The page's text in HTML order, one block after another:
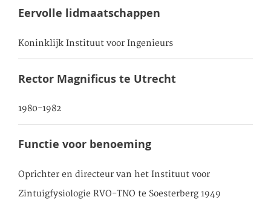
Eervolle lidmaatschappen
Koninklijk Instituut voor Ingenieurs
Rector Magnificus te Utrecht
1980-1982
Functie voor benoeming
Oprichter en directeur van het Instituut voor
Zintuigfysiologie RVO-TNO te Soesterberg 1949